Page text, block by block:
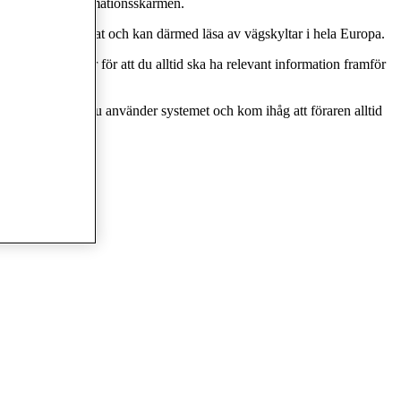
är avancerat och kan därmed läsa av vägskyltar i hela Europa.
finns där för att du alltid ska ha relevant information framför
innan du använder systemet och kom ihåg att föraren alltid